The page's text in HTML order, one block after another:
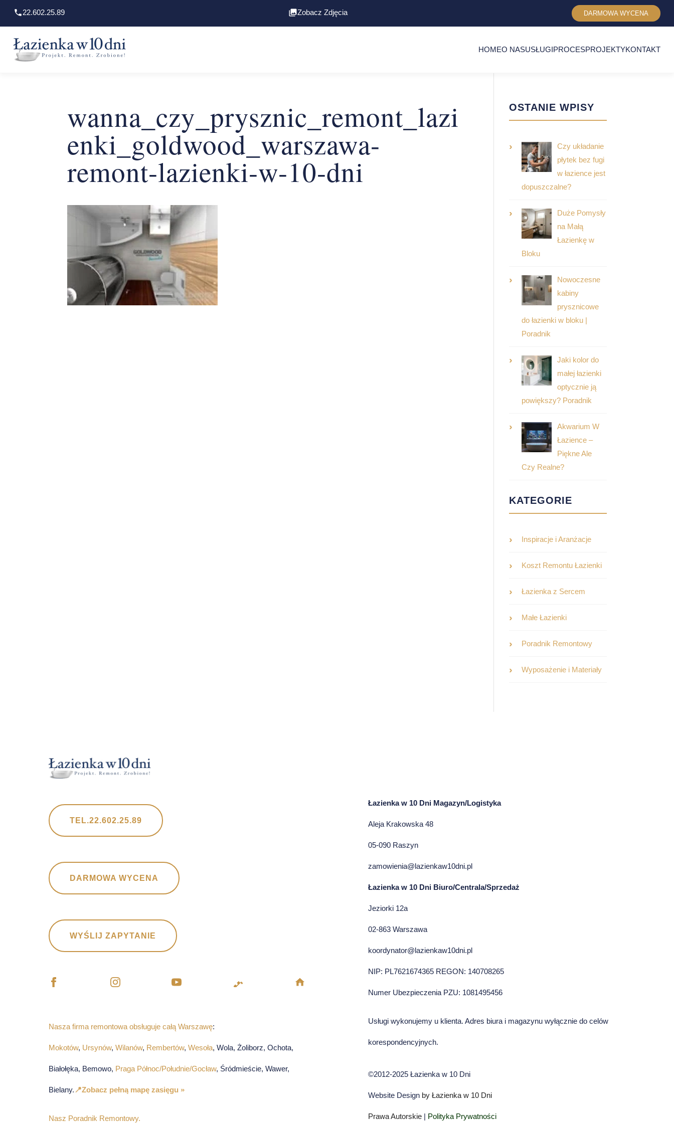
22.602.25.89 Zobacz Zdjęcia DARMOWA WYCENA
HOMEO NASUSŁUGIPROCESPROJEKTYKONTAKT
wanna_czy_prysznic_remont_lazi
enki_goldwood_warszawa-
remont-lazienki-w-10-dni
OSTANIE WPISY
Czy układanie
płytek bez fugi
w łazience jest
dopuszczalne?
Duże Pomysły
na Małą
Łazienkę w
Bloku
Nowoczesne
kabiny
prysznicowe
do łazienki w bloku |
Poradnik
Jaki kolor do
małej łazienki
optycznie ją
powiększy? Poradnik
Akwarium W
Łazience –
Piękne Ale
Czy Realne?
KATEGORIE
Inspiracje i Aranżacje
Koszt Remontu Łazienki
Łazienka z Sercem
Małe Łazienki
Poradnik Remontowy
Wyposażenie i Materiały
TEL.22.602.25.89
DARMOWA WYCENA
WYŚLIJ ZAPYTANIE
Nasza firma remontowa obsługuje całą Warszawę:
Mokotów, Ursynów,Wilanów, Rembertów,Wesoła, Wola, Żoliborz, Ochota,
Białołęka, Bemowo, Praga Północ/Południe/Gocław, Śródmieście, Wawer,
Bielany. 📍Zobacz pełną mapę zasięgu »
Nasz Poradnik Remontowy.
Łazienka w 10 Dni Magazyn/Logistyka
Aleja Krakowska 48
05-090 Raszyn
zamowienia@lazienkaw10dni.pl
Łazienka w 10 Dni Biuro/Centrala/Sprzedaż
Jeziorki 12a
02-863 Warszawa
koordynator@lazienkaw10dni.pl
NIP: PL7621674365 REGON: 140708265
Numer Ubezpieczenia PZU: 1081495456
Usługi wykonujemy u klienta. Adres biura i magazynu wyłącznie do celów
korespondencyjnych.
©2012-2025 Łazienka w 10 Dni
Website Design by Łazienka w 10 Dni
Prawa Autorskie | Polityka Prywatności